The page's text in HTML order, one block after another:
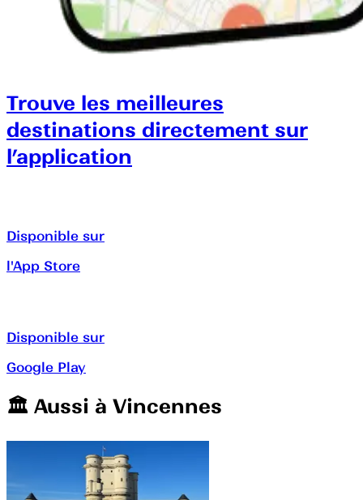
Trouve les meilleures
destinations directement sur
l’application
Disponible sur
l'App Store
Disponible sur
Google Play
🏛️️ Aussi à Vincennes